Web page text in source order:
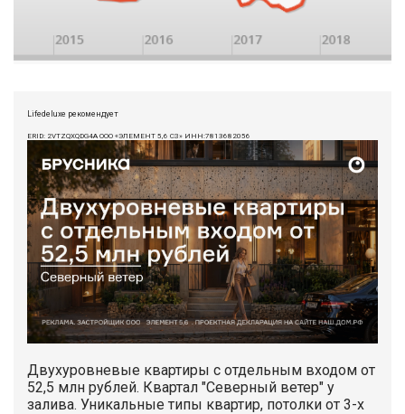
Lifedeluxe рекомендует
ERID: 2VTZQXQDG4A ООО «ЭЛЕМЕНТ 5,6 СЗ» ИНН:7813682056
Двухуровневые квартиры с отдельным входом от
52,5 млн рублей. Квартал "Северный ветер" у
залива. Уникальные типы квартир, потолки от 3-х